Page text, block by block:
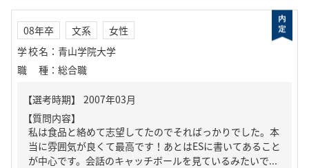
08年卒 文系
女性
学校名 ： 青山学院大学
職種 ： 総合職
【質問内容】
私は食品と絡めて志望してたのでそればっかりでした。本
当に雰囲気が良くて最高です！あとはESに書いてあること
が中心です。会話のキャッチボールを見ているみたいで...